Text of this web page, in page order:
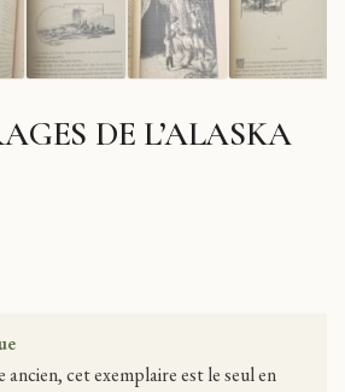
DE L’ALASKA
cet exemplaire est le seul en